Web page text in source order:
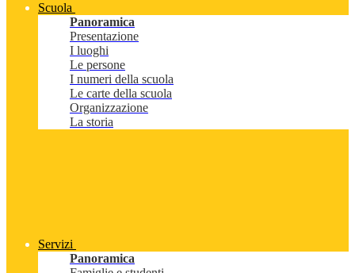
Scuola
Panoramica
Presentazione
I luoghi
Le persone
I numeri della scuola
Le carte della scuola
Organizzazione
La storia
Servizi
Panoramica